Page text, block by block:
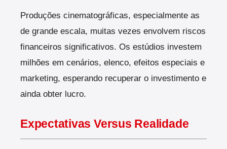
Produções cinematográficas, especialmente as
de grande escala, muitas vezes envolvem riscos
financeiros significativos. Os estúdios investem
milhões em cenários, elenco, efeitos especiais e
marketing, esperando recuperar o investimento e
ainda obter lucro.
Expectativas Versus Realidade